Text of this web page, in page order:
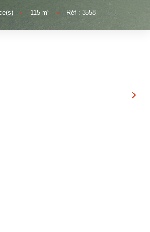
CONTACT
• 115 m² • Réf : 3558